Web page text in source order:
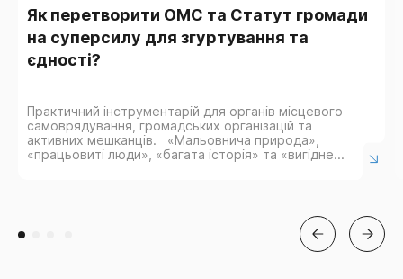
Як перетворити ОМС та Статут громади
на суперсилу для згуртування та
єдності?
Практичний інструментарій для органів місцевого
самоврядування, громадських організацій та
активних мешканців. «Мальовнича природа»,
«працьовиті люди», «багата історія» та «вигідне